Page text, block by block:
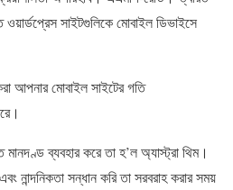
সাইটগুলিকে মোবাইল ডিভাইসে
আপনার মোবাইল সাইটের গতি
ব্যবহার করে তা হ’ল অ্যাস্ট্রা থিম।
নান্দনিকতা সন্ধান করি তা সরবরাহ করার সময়